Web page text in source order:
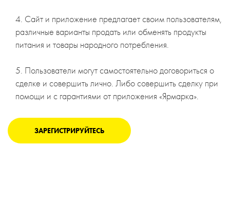
4. Сайт и приложение предлагает своим пользователям,
различные варианты продать или обменять продукты
питания и товары народного потребления.
5. Пользователи могут самостоятельно договориться о
сделке и совершить лично. Либо совершить сделку при
помощи и с гарантиями от приложения «Ярмарка».
ЗАРЕГИСТРИРУЙТЕСЬ